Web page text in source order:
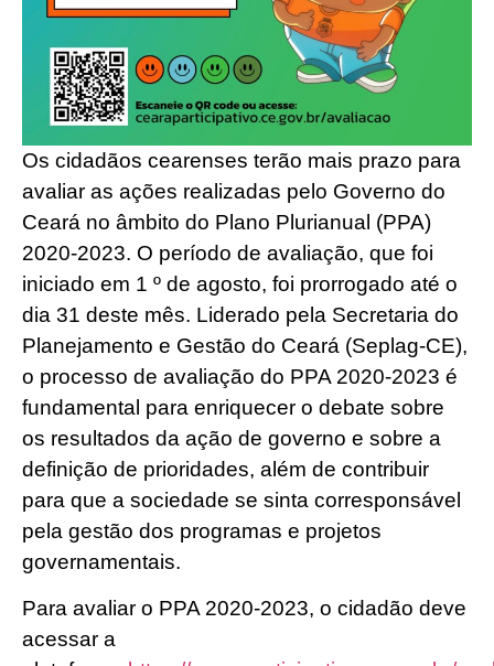
Os cidadãos cearenses terão mais prazo para
avaliar as ações realizadas pelo Governo do
Ceará no âmbito do Plano Plurianual (PPA)
2020-2023. O período de avaliação, que foi
iniciado em 1 º de agosto, foi prorrogado até o
dia 31 deste mês. Liderado pela Secretaria do
Planejamento e Gestão do Ceará (Seplag-CE),
o processo de avaliação do PPA 2020-2023 é
fundamental para enriquecer o debate sobre
os resultados da ação de governo e sobre a
definição de prioridades, além de contribuir
para que a sociedade se sinta corresponsável
pela gestão dos programas e projetos
governamentais.
Para avaliar o PPA 2020-2023, o cidadão deve
acessar a